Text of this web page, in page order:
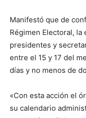
Manifestó que de
Régimen Electoral,
presidentes y
entre el 15 y 17 del
días y no menos de
«Con esta acción el
su calendario